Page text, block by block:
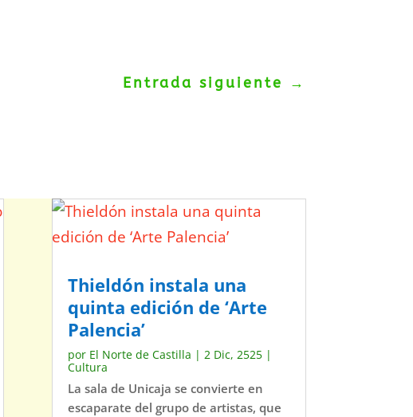
Entrada siguiente →
Thieldón instala una
quinta edición de ‘Arte
Palencia’
por El Norte de Castilla | 2 Dic, 2525|
Cultura
La sala de Unicaja se convierte en
escaparate del grupo de artistas, que